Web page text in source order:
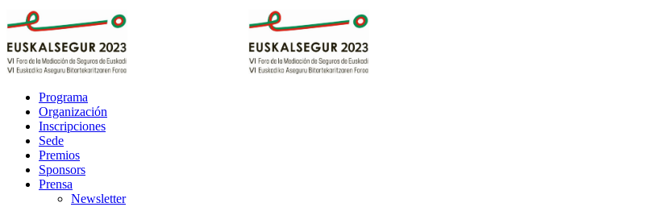
Programa
Organización
Inscripciones
Sede
Premios
Sponsors
Prensa
Newsletter